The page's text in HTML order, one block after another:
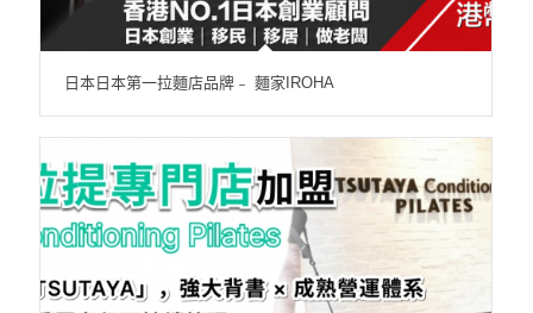
日本日本第一拉麵店品牌﹣ 麵家IROHA